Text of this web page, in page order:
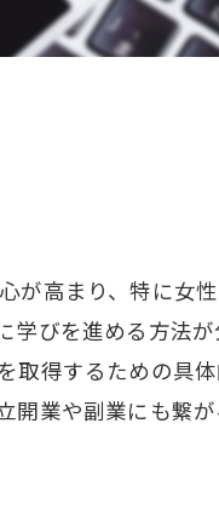
W資格と就職サポート
が高まり、特に女
学びを進める方法が
取得するための具
開業や副業にも繋